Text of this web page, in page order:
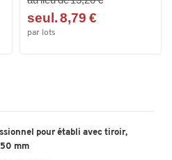
seul. 8,79 €
par lots
pour établi avec tiroir,
mm